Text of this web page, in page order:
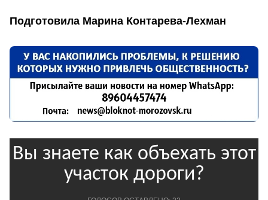
Подготовила Марина Контарева-Лехман